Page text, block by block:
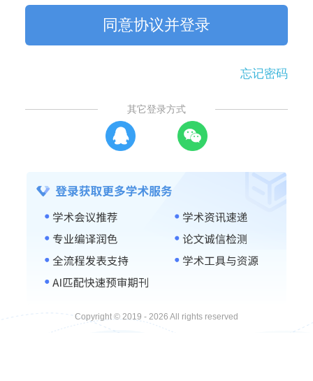
同意协议并登录
忘记密码
其它登录方式
Copyright © 2019 - 2026 All rights reserved